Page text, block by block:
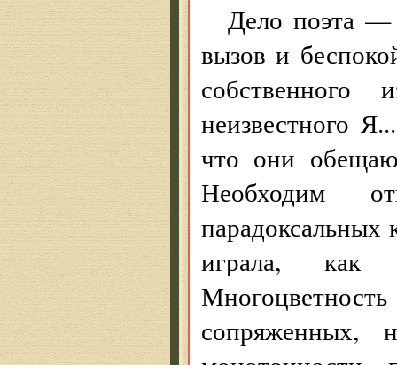
Дело поэта
вызов и
собственного
неизвестного
что они
Необходим
играла, как